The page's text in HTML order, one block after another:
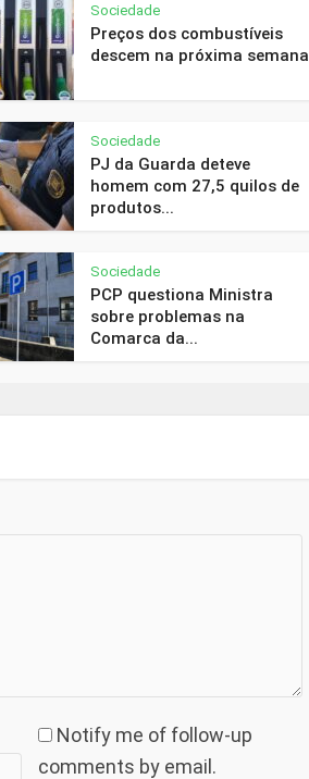
Sociedade
Preços dos combustíveis
descem na próxima semana
Sociedade
PJ da Guarda deteve
homem com 27,5 quilos de
produtos...
Sociedade
PCP questiona Ministra
sobre problemas na
Comarca da...
Notify me of follow-up
comments by email.